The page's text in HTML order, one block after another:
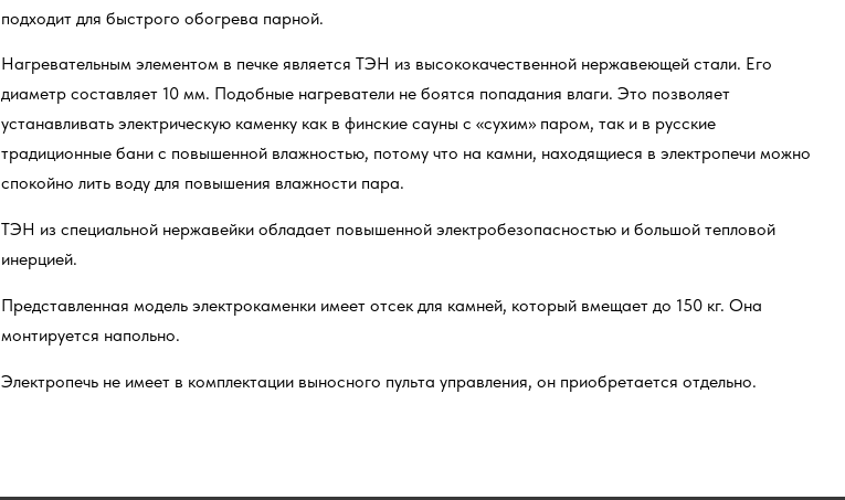
подходит для быстрого обогрева парной.
Нагревательным элементом в печке является ТЭН из высококачественной нержавеющей стали. Его
диаметр составляет 10 мм. Подобные нагреватели не боятся попадания влаги. Это позволяет
устанавливать электрическую каменку как в финские сауны с «сухим» паром, так и в русские
традиционные бани с повышенной влажностью, потому что на камни, находящиеся в электропечи можно
спокойно лить воду для повышения влажности пара.
ТЭН из специальной нержавейки обладает повышенной электробезопасностью и большой тепловой
инерцией.
Представленная модель электрокаменки имеет отсек для камней, который вмещает до 150 кг. Она
монтируется напольно.
Электропечь не имеет в комплектации выносного пульта управления, он приобретается отдельно.